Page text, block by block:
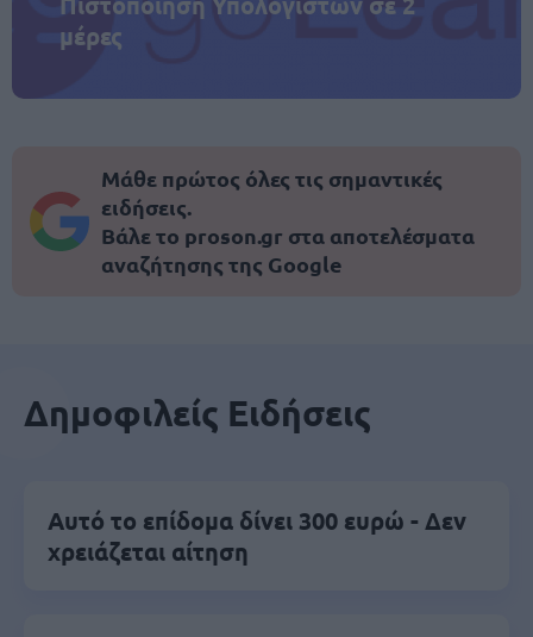
μέρες
Μάθε πρώτος όλες τις σημαντικές
ειδήσεις.
Βάλε το proson.gr στα αποτελέσματα
αναζήτησης της Google
Δημοφιλείς Ειδήσεις
Αυτό το επίδομα δίνει 300 ευρώ - Δεν
χρειάζεται αίτηση